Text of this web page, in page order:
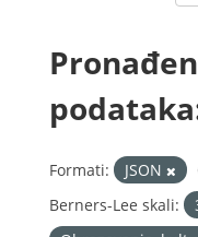
Formati: JSON
Berners-Lee skali: